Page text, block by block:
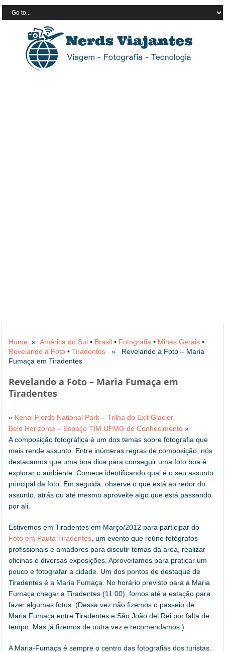
Home »América do Sul • Brasil • Fotografia • Minas Gerais •
Revelando a Foto •Tiradentes » Revelando a Foto – Maria
Fumaça em Tiradentes
Revelando a Foto – Maria Fumaça em
Tiradentes
« Kenai Fjords National Park – Trilha do Exit Glacier
Belo Horizonte – Espaço TIM UFMG do Conhecimento »
A composição fotográfica é um dos temas sobre fotografia que
mais rende assunto. Entre inúmeras regras de composição, nós
destacamos que uma boa dica para conseguir uma foto boa é
explorar o ambiente. Comece identificando qual é o seu assunto
principal da foto. Em seguida, observe o que está ao redor do
assunto, atrás ou até mesmo aproveite algo que está passando
por ali.
Estivemos em Tiradentes em Março/2012 para participar do
Foto em Pauta Tiradentes, um evento que reúne fotógrafos
profissionais e amadores para discutir temas da área, realizar
oficinas e diversas exposições. Aproveitamos para praticar um
pouco e fotografar a cidade. Um dos pontos de destaque de
Tiradentes é a Maria Fumaça. No horário previsto para a Maria
Fumaça chegar a Tiradentes (11:00), fomos até a estação para
fazer algumas fotos. (Dessa vez não fizemos o passeio de
Maria Fumaça entre Tiradentes e São João del Rei por falta de
tempo. Mas já fizemos de outra vez e recomendamos.)
A Maria-Fumaça é sempre o centro das fotografias dos turistas.